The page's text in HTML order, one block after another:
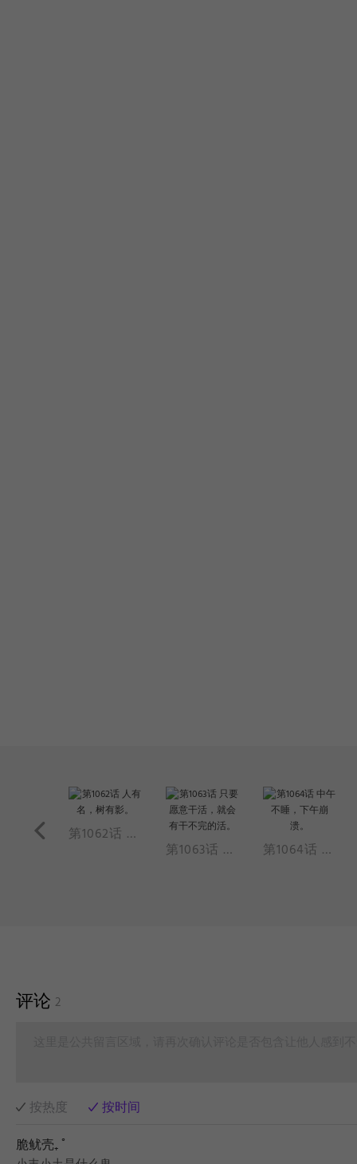
第1061话 演员的自我修养。 第1062话 人有名，树有影。
第1063话 只要愿意干活，就会有干不完的活。 第1064话 中午不睡，下午崩溃。
评论 2
按热度
按时间
脆鱿壳₊ ﾟ